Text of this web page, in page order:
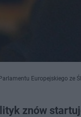
Europejskiego ze
znów